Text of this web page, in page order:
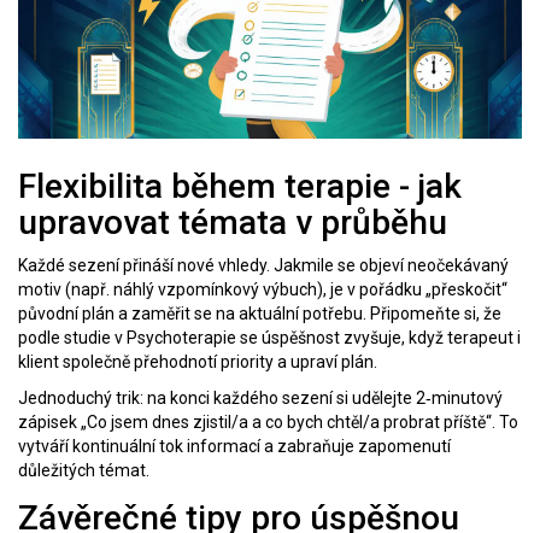
Flexibilita během terapie - jak
upravovat témata v průběhu
Každé sezení přináší nové vhledy. Jakmile se objeví neočekávaný
motiv (např. náhlý vzpomínkový výbuch), je v pořádku „přeskočit“
původní plán a zaměřit se na aktuální potřebu. Připomeňte si, že
podle studie v Psychoterapie se úspěšnost zvyšuje, když terapeut i
klient společně přehodnotí priority a upraví plán.
Jednoduchý trik: na konci každého sezení si udělejte 2‑minutový
zápisek „Co jsem dnes zjistil/a a co bych chtěl/a probrat příště“. To
vytváří kontinuální tok informací a zabraňuje zapomenutí
důležitých témat.
Závěrečné tipy pro úspěšnou